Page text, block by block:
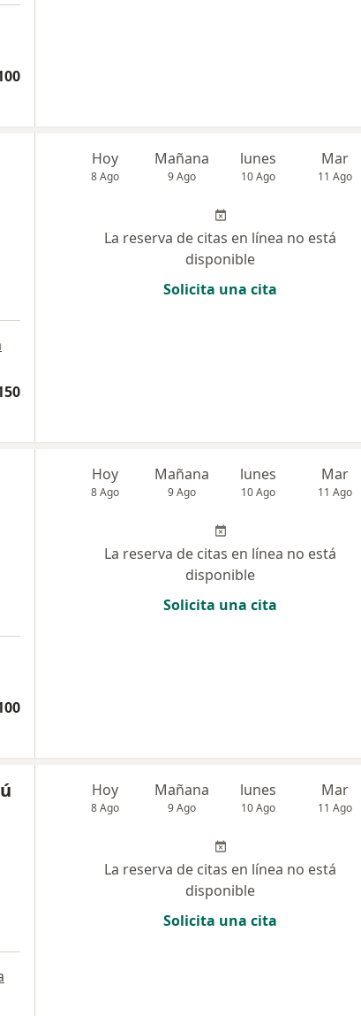
Hoy
8 Ago
Mañana
9 Ago
lunes
10 Ago
Mar
11 Ago
La reserva de citas en línea no está
disponible
Solicita una cita
Hoy
8 Ago
Mañana
9 Ago
lunes
10 Ago
Mar
11 Ago
La reserva de citas en línea no está
disponible
Solicita una cita
Hoy
8 Ago
Mañana
9 Ago
lunes
10 Ago
Mar
11 Ago
La reserva de citas en línea no está
disponible
Solicita una cita